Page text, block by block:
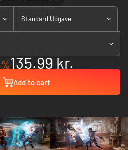
Standard Udgave
135.99 kr.
Add to cart